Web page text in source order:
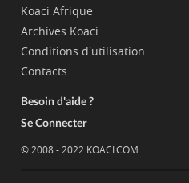
Koaci Afrique
Archives Koaci
Conditions d'utilisation
Contacts
Besoin d'aide ?
Se Connecter
© 2008 - 2022 KOACI.COM